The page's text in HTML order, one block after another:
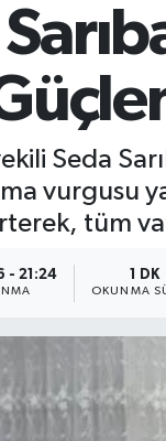
Seda
vurgusu
tüm
- 21:24 1 DK
OKUNMA